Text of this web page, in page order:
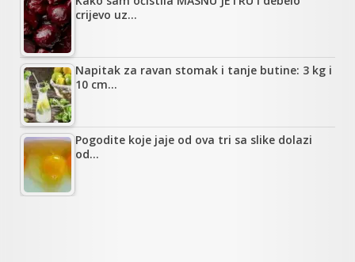
crijevo uz…
Napitak za ravan stomak i tanje butine: 3 kg i
10 cm…
Pogodite koje jaje od ova tri sa slike dolazi
od…